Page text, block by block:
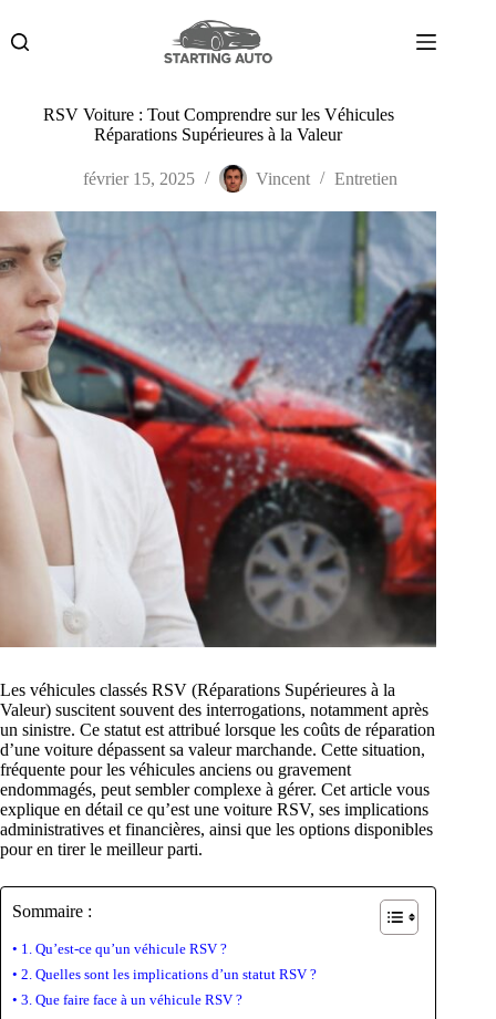
contenu
RSV Voiture : Tout Comprendre sur les Véhicules
Réparations Supérieures à la Valeur
février 15, 2025 Vincent Entretien
Les véhicules classés RSV (Réparations Supérieures à la
Valeur) suscitent souvent des interrogations, notamment après
un sinistre. Ce statut est attribué lorsque les coûts de réparation
d’une voiture dépassent sa valeur marchande. Cette situation,
fréquente pour les véhicules anciens ou gravement
endommagés, peut sembler complexe à gérer. Cet article vous
explique en détail ce qu’est une voiture RSV, ses implications
administratives et financières, ainsi que les options disponibles
pour en tirer le meilleur parti.
Sommaire :
1. Qu’est-ce qu’un véhicule RSV ?
2. Quelles sont les implications d’un statut RSV ?
3. Que faire face à un véhicule RSV ?